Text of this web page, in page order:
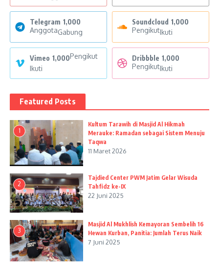
Telegram 1,000
AnggotaGabung
Soundcloud 1,000
PengikutIkuti
Vimeo 1,000Pengikut
Ikuti
Dribbble 1,000
PengikutIkuti
Featured Posts
1
Kultum Tarawih di Masjid Al Hikmah
Merauke: Ramadan sebagai Sistem Menuju
Taqwa
11 Maret 2026
2
Tajdied Center PWM Jatim Gelar Wisuda
Tahfidz ke-IX
22 Juni 2025
3
Masjid Al Mukhlish Kemayoran Sembelih 16
Hewan Kurban, Panitia: Jumlah Terus Naik
7 Juni 2025